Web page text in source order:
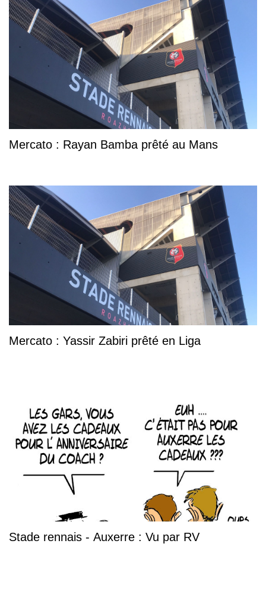
Mercato : Rayan Bamba prêté au Mans
Mercato : Yassir Zabiri prêté en Liga
Stade rennais - Auxerre : Vu par RV